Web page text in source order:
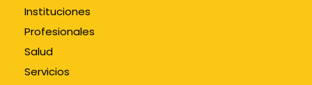
Instituciones
Profesionales
Salud
Servicios